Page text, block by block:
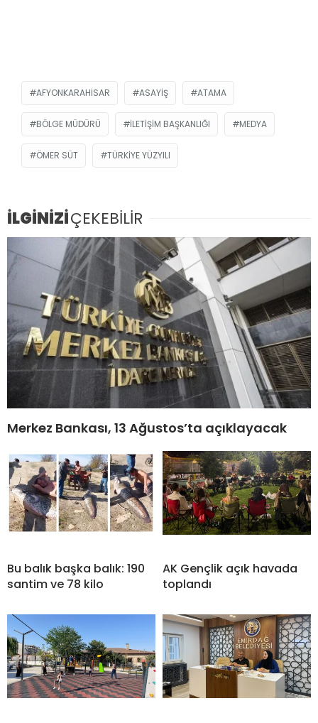
AFYONKARAHISAR ASAYIŞ ATAMA
BÖLGE MÜDÜRÜ İLETIŞIM BAŞKANLIĞI MEDYA
ÖMER SÜT TÜRKIYE YÜZYILI
İLGİNİZİÇEKEBİLİR
Merkez Bankası, 13 Ağustos’ta açıklayacak
Bu balık başka balık: 190
santim ve 78 kilo
AK Gençlik açık havada
toplandı